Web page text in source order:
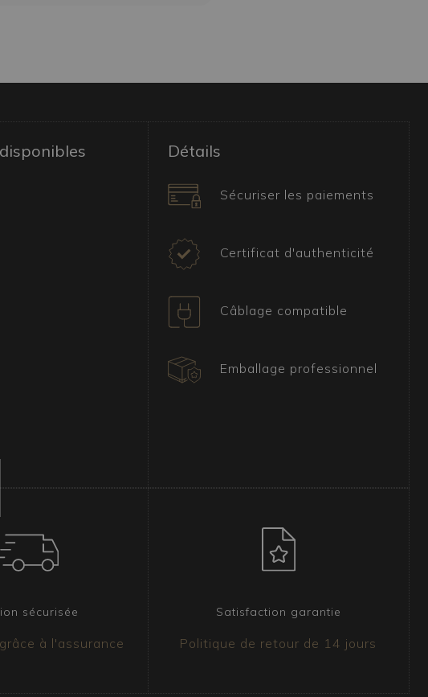
Détails
Sécuriser les paiements
Certificat d'authenticité
Câblage compatible
Emballage professionnel
sécurisée
à l'assurance
Satisfaction garantie
Politique de retour de 14 jours